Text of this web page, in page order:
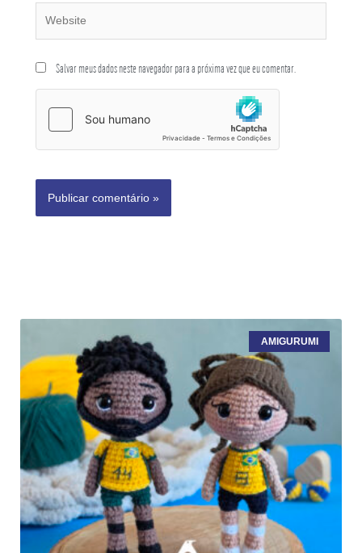
Salvar meus dados neste navegador para a próxima vez que eu comentar.
AMIGURUMI